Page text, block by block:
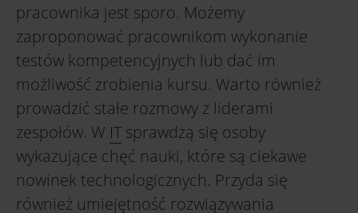
pracownika jest sporo. Możemy
zaproponować pracownikom wykonanie
testów kompetencyjnych lub dać im
możliwość zrobienia kursu. Warto również
prowadzić stałe rozmowy z liderami
zespołów. W IT sprawdzą się osoby
wykazujące chęć nauki, które są ciekawe
nowinek technologicznych. Przyda się
również umiejętność rozwiązywania